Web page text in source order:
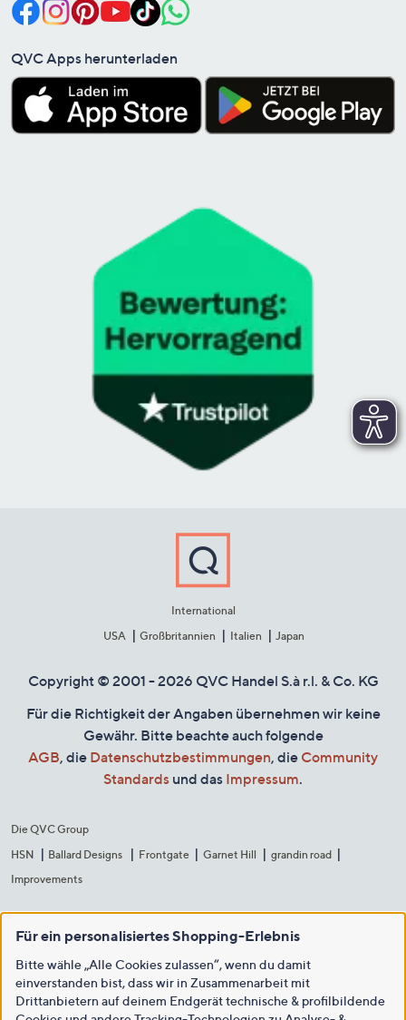
QVC Apps herunterladen
International
USA
Großbritannien Italien Japan
Copyright © 2001 - 2026 QVC Handel S.à r.l. & Co. KG
Für die Richtigkeit der Angaben übernehmen wir keine
Gewähr. Bitte beachte auch folgende
AGB, die Datenschutzbestimmungen, die Community
Standards und das Impressum.
Die QVC Group
HSN
Ballard Designs Frontgate Garnet Hill
grandin road
Improvements
Für ein personalisiertes Shopping-Erlebnis
Bitte wähle „Alle Cookies zulassen“, wenn du damit
einverstanden bist, dass wir in Zusammenarbeit mit
Drittanbietern auf deinem Endgerät technische & profilbildende